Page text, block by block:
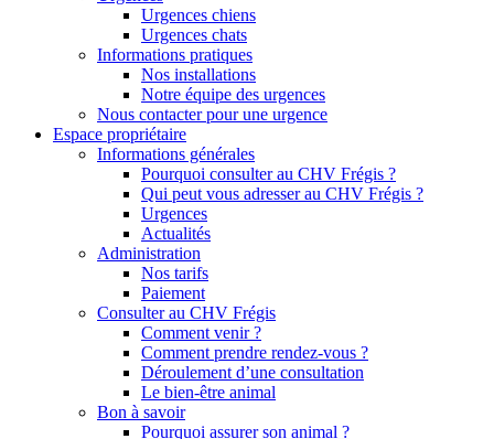
Urgences chiens
Urgences chats
Informations pratiques
Nos installations
Notre équipe des urgences
Nous contacter pour une urgence
Espace propriétaire
Informations générales
Pourquoi consulter au CHV Frégis ?
Qui peut vous adresser au CHV Frégis ?
Urgences
Actualités
Administration
Nos tarifs
Paiement
Consulter au CHV Frégis
Comment venir ?
Comment prendre rendez-vous ?
Déroulement d’une consultation
Le bien-être animal
Bon à savoir
Pourquoi assurer son animal ?